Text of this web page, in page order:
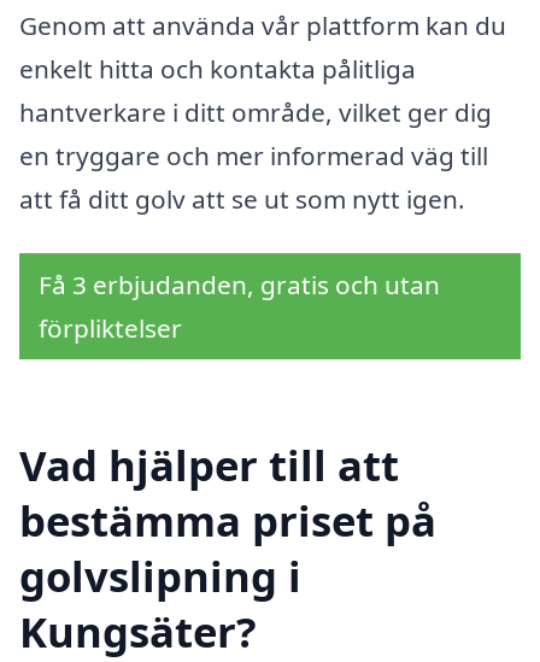
Genom att använda vår plattform kan du
enkelt hitta och kontakta pålitliga
hantverkare i ditt område, vilket ger dig
en tryggare och mer informerad väg till
att få ditt golv att se ut som nytt igen.
Få 3 erbjudanden, gratis och utan
förpliktelser
Vad hjälper till att
bestämma priset på
golvslipning i
Kungsäter?